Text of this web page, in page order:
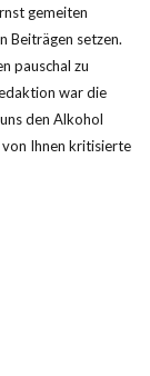
gemeiten
Beiträgen setzen.
pauschal zu
war die
den Alkohol
Ihnen kritisierte